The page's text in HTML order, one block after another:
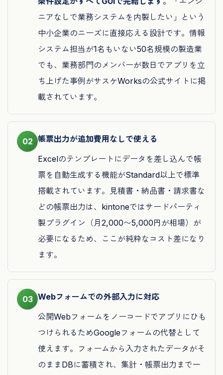
ニアなしで業務システムを内製したい」という
中小企業のニーズに直接応える設計です。情報
システム担当が1名もいない50名規模の製造業
でも、業務部門のメンバーが数日でアプリを立
ち上げた事例がサスケWorksの公式サイトに掲
載されています。
02 帳票出力が追加費用なしで使える
Excelのテンプレートにデータを差し込んで帳
票を自動生成する機能がStandard以上で標準
搭載されています。見積書・納品書・請求書な
どの帳票出力は、kintoneではサードパーティ
製プラグイン（月2,000〜5,000円が相場）が
必要になるため、ここが純粋なコスト差になり
ます。
03 Webフォームでの外部入力に対応
公開Webフォームをノーコードでアプリにひも
つけられるためGoogleフォームの代替として
使えます。フォームから入力されたデータがそ
のままDBに蓄積され、集計・帳票出力まで一